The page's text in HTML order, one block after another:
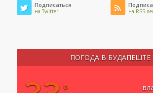
Подписаться
на Twitter на RSS-
ПОГОДА В БУДАПЕШТЕ
°